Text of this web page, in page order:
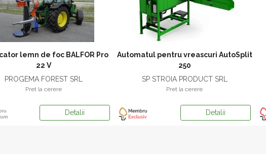
lemn de foc BALFOR Pro
22 V
PROGEMA FOREST SRL
Pret la cerere
Detalii
Automatul pentru vreascuri AutoSplit
250
SP STROIA PRODUCT SRL
Pret la cerere
Detalii